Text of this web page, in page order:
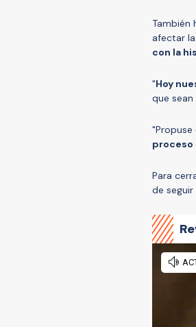
También
afectar
con la
"Hoy
que
proceso
Para
de